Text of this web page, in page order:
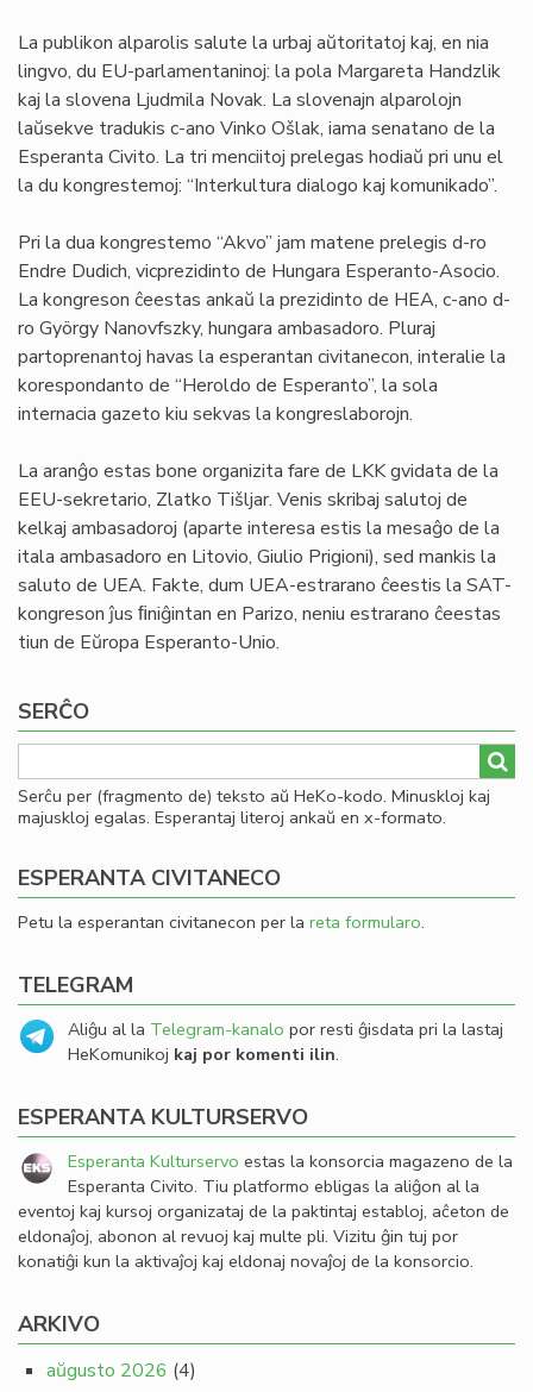
La publikon alparolis salute la urbaj aŭtoritatoj kaj, en nia
lingvo, du EU-parlamentaninoj: la pola Margareta Handzlik
kaj la slovena Ljudmila Novak. La slovenajn alparolojn
laŭsekve tradukis c-ano Vinko Ošlak, iama senatano de la
Esperanta Civito. La tri menciitoj prelegas hodiaŭ pri unu el
la du kongrestemoj: “Interkultura dialogo kaj komunikado”.
Pri la dua kongrestemo “Akvo” jam matene prelegis d-ro
Endre Dudich, vicprezidinto de Hungara Esperanto-Asocio.
La kongreson ĉeestas ankaŭ la prezidinto de HEA, c-ano d-
ro György Nanovfszky, hungara ambasadoro. Pluraj
partoprenantoj havas la esperantan civitanecon, interalie la
korespondanto de “Heroldo de Esperanto”, la sola
internacia gazeto kiu sekvas la kongreslaborojn.
La aranĝo estas bone organizita fare de LKK gvidata de la
EEU-sekretario, Zlatko Tišljar. Venis skribaj salutoj de
kelkaj ambasadoroj (aparte interesa estis la mesaĝo de la
itala ambasadoro en Litovio, Giulio Prigioni), sed mankis la
saluto de UEA. Fakte, dum UEA-estrarano ĉeestis la SAT-
kongreson ĵus ﬁniĝintan en Parizo, neniu estrarano ĉeestas
tiun de Eŭropa Esperanto-Unio.
SERĈO
Serĉu per (fragmento de) teksto aŭ HeKo-kodo. Minuskloj kaj
majuskloj egalas. Esperantaj literoj ankaŭ en x-formato.
ESPERANTA CIVITANECO
Petu la esperantan civitanecon per la reta formularo.
TELEGRAM
Aliĝu al la Telegram-kanalo por resti ĝisdata pri la lastaj
HeKomunikoj kaj por komenti ilin.
ESPERANTA KULTURSERVO
Esperanta Kulturservo estas la konsorcia magazeno de la
Esperanta Civito. Tiu platformo ebligas la aliĝon al la
eventoj kaj kursoj organizataj de la paktintaj establoj, aĉeton de
eldonaĵoj, abonon al revuoj kaj multe pli. Vizitu ĝin tuj por
konatiĝi kun la aktivaĵoj kaj eldonaj novaĵoj de la konsorcio.
ARKIVO
aŭgusto 2026 (4)